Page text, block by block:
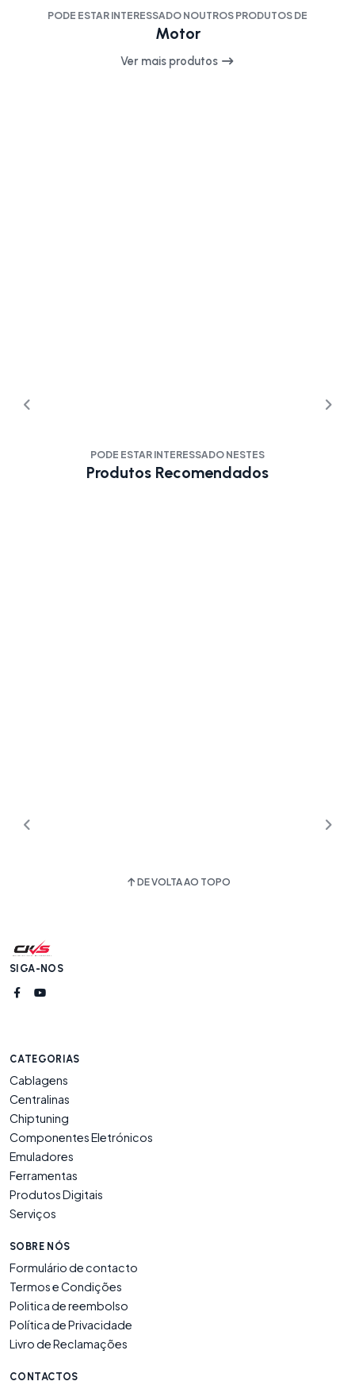
PODE ESTAR INTERESSADO NOUTROS PRODUTOS DE
Motor
Ver mais produtos
PODE ESTAR INTERESSADO NESTES
Produtos Recomendados
DE VOLTA AO TOPO
SIGA-NOS
CATEGORIAS
Cablagens
Centralinas
Chiptuning
Componentes Eletrónicos
Emuladores
Ferramentas
Produtos Digitais
Serviços
SOBRE NÓS
Formulário de contacto
Termos e Condições
Politica de reembolso
Política de Privacidade
Livro de Reclamações
CONTACTOS